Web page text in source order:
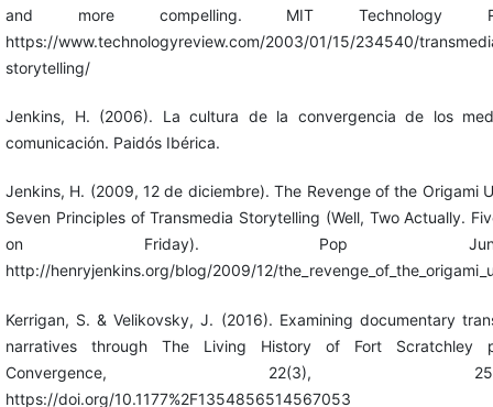
and more compelling. MIT Technology
https://www.technologyreview.com/2003/01/15/234540/
storytelling/
Jenkins, H. (2006). La cultura de la convergencia de los
comunicación. Paidós Ibérica.
Jenkins, H. (2009, 12 de diciembre). The Revenge of the Origami
Seven Principles of Transmedia Storytelling (Well, Two Actually.
on Friday). Pop
http://henryjenkins.org/blog/2009/12/
Kerrigan, S. & Velikovsky, J. (2016). Examining documentary
narratives through The Living History of Fort Scratchley
Convergence, 22(3), 250-
https://doi.org/10.1177%2F1354856514567053